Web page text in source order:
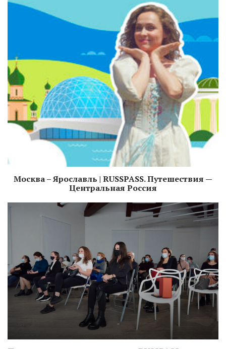
Москва – Ярославль | RUSSPASS. Путешествия —
Центральная Россия